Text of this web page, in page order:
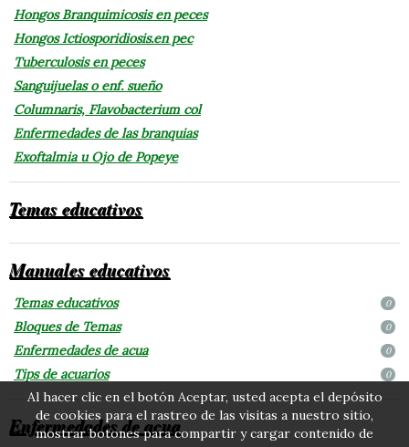
Hongos Branquimicosis en peces
Hongos Ictiosporidiosis.en pec
Tuberculosis en peces
Sanguijuelas o enf. sueño
Columnaris, Flavobacterium col
Enfermedades de las branquias
Exoftalmia u Ojo de Popeye
Temas educativos
Manuales educativos
Temas educativos 0
Bloques de Temas 0
Enfermedades de acua 0
Tips de acuarios 0
Enfermedades de acua
Al hacer clic en el botón Aceptar, usted acepta el depósito
de cookies para el rastreo de las visitas a nuestro sitio,
mostrar botones para compartir y cargar contenido de